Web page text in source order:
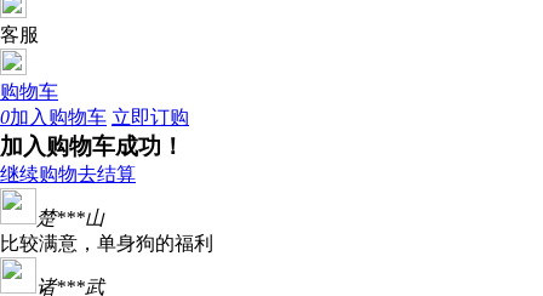
客服
购物车
0加入购物车 立即订购
加入购物车成功！
继续购物去结算
楚***山
比较满意，单身狗的福利
诸***武